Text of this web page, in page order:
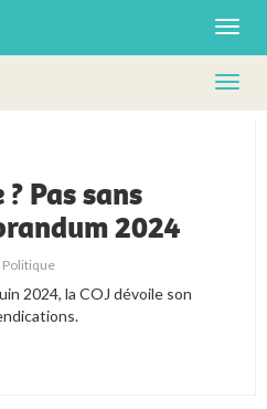
Pas sans
2024
Politique
2024, la COJ dévoile son